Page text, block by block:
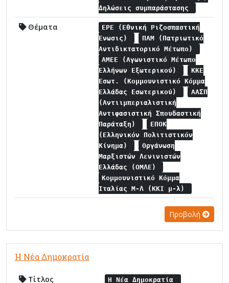
Δηλώσεις συμπαράστασης
Θέματα
ΕΡΕ (Εθνική Ριζοσπαστική
Ένωσις)
ΠΑΜ (Πατριωτικό
Αντιδικτατορικό Μέτωπο)
ΑΜΕΕ (Αγωνιστικό Μέτωπο
Ελλήνων Εξωτερικού)
ΚΚΕ
Εσωτ. (Κομμουνιστικό Κόμμα
Ελλάδας Εσωτερικού)
ΑΑΣΠ
(Αντιιμπεριαλιστική
Αντιφασιστική Σπουδαστική
Παράταξη)
ΕΠΟΚ
(Ελληνικόν Πολιτιστικόν
Κίνημα)
Οργάνωση
Μαρξιστών Λενινιστών
Ελλάδας (ΟΜΛΕ)
Κομμουνιστικό Κόμμα
Ιταλίας Μ-Λ (ΚΚΙ μ-λ)
Προβολή
Η Νέα Δημοκρατία
Τίτλος Η Νέα Δημοκρατία